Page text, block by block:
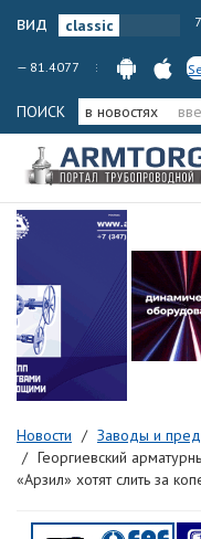
вид
— 81.4077
ПОИСК в новостях
Новости
Заводы и
Георгиевский
«Арзил» хотят слить за